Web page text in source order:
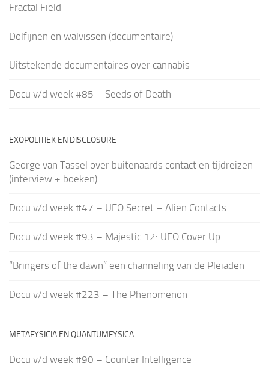
Fractal Field
Dolfijnen en walvissen (documentaire)
Uitstekende documentaires over cannabis
Docu v/d week #85 – Seeds of Death
EXOPOLITIEK EN DISCLOSURE
George van Tassel over buitenaards contact en tijdreizen
(interview + boeken)
Docu v/d week #47 – UFO Secret – Alien Contacts
Docu v/d week #93 – Majestic 12: UFO Cover Up
“Bringers of the dawn” een channeling van de Pleiaden
Docu v/d week #223 – The Phenomenon
METAFYSICIA EN QUANTUMFYSICA
Docu v/d week #90 – Counter Intelligence